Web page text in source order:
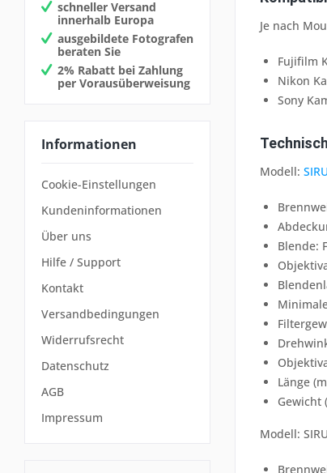
schneller Versand
innerhalb Europa
ausgebildete Fotografen
beraten Sie
2% Rabatt bei Zahlung
per Vorausüberweisung
Informationen
Cookie-Einstellungen
Kundeninformationen
Über uns
Hilfe / Support
Kontakt
Versandbedingungen
Widerrufsrecht
Datenschutz
AGB
Impressum
Je nach
Fujifilm
Nikon
Sony
Modell:
Blende:
Länge
Gewicht
Modell: